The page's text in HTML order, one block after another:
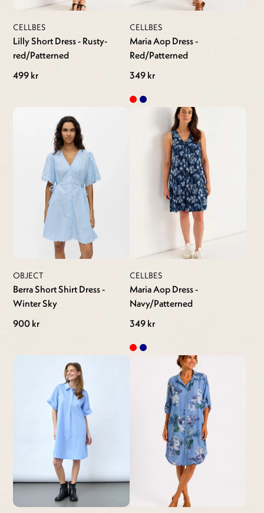
CELLBES
Lilly Short Dress - Rusty-
red/Patterned
499 kr
CELLBES
Maria Aop Dress -
Red/Patterned
349 kr
OBJECT
Berra Short Shirt Dress -
Winter Sky
900 kr
CELLBES
Maria Aop Dress -
Navy/Patterned
349 kr